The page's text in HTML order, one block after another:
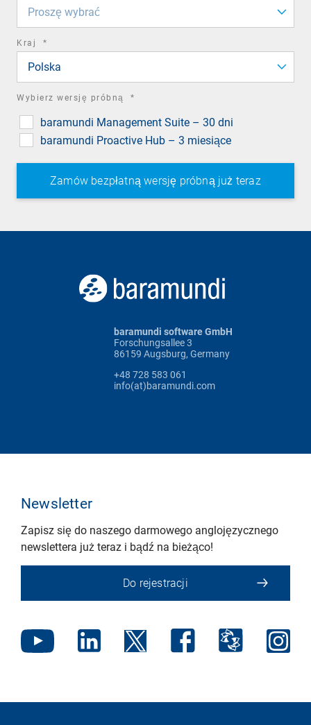
Proszę wybrać
Kraj *
Polska
Wybierz wersję próbną *
baramundi Management Suite – 30 dni
baramundi Proactive Hub – 3 miesiące
baramundi software GmbH
Forschungsallee 3
86159 Augsburg, Germany
+48 728 583 061
info(at)baramundi.com
Newsletter
Zapisz się do naszego darmowego anglojęzycznego
newslettera już teraz i bądź na bieżąco!
Do rejestracji